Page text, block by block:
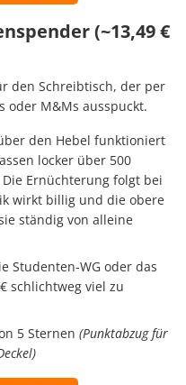
(~13,49 €
den Schreibtisch, der per
oder M&Ms ausspuckt.
den Hebel funktioniert
locker über 500
Ernüchterung folgt bei
wirkt billig und die obere
ständig von alleine
Studenten-WG oder das
schlichtweg viel zu
5 Sternen (Punktabzug für